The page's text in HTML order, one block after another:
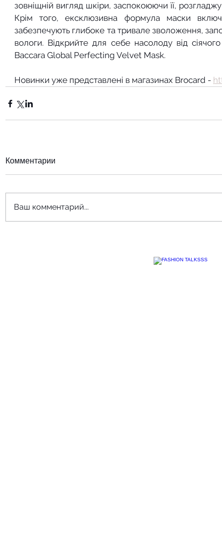
зовніщній вигляд шкіри, заспокоюючи її,
Крім того, ексклюзивна формула маски
забезпечують глибоке та тривале зволоження,
вологи. Відкрийте для себе насолоду від
Baccara Global Perfecting Velvet Mask.
Новинки уже представлені в магазинах Brocard -
Комментарии
Ваш комментарий...